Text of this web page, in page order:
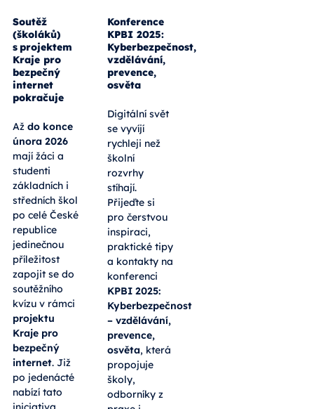
Soutěž
(školáků)
s projektem
Kraje pro
bezpečný
internet
pokračuje
Až do konce
února 2026
mají žáci a
studenti
základních i
středních škol
po celé České
republice
jedinečnou
příležitost
zapojit se do
soutěžního
kvízu v rámci
projektu
Kraje pro
bezpečný
internet. Již
po jedenácté
nabízí tato
Konference
KPBI 2025:
Kyberbezpečnost,
vzdělávání,
prevence,
osvěta
Digitální svět
se vyvíjí
rychleji než
školní
rozvrhy
stíhají.
Přijeďte si
pro čerstvou
inspiraci,
praktické tipy
a kontakty na
konferenci
KPBI 2025:
Kyberbezpečnost
– vzdělávání,
prevence,
osvěta, která
propojuje
školy,
odborníky z